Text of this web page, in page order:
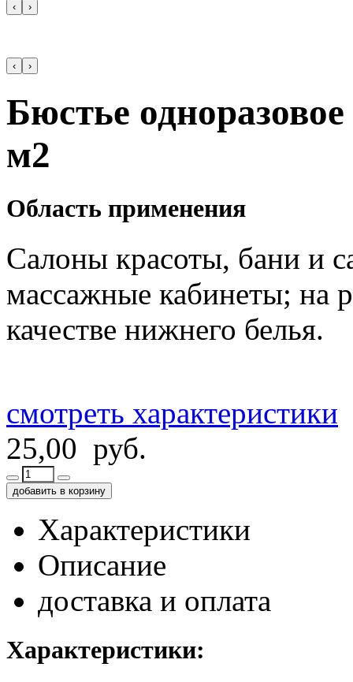
‹ ›
‹ ›
Бюстье
м2
Область применения
Салоны красоты, бани и
массажные кабинеты; на
качестве нижнего белья.
смотреть характеристики
25,00 руб.
добавить в корзину
Характеристики
Описание
доставка и оплата
Характеристики: